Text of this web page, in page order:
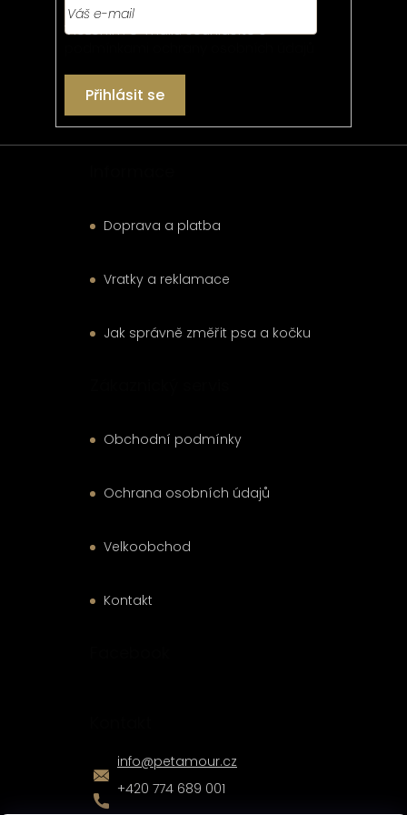
Vložením e-mailu souhlasíte s
Přihlásit se
Doprava a platba
Vratky a reklamace
Jak správně změřit psa a kočku
Obchodní podmínky
Ochrana osobních údajů
Velkoobchod
Kontakt
info@petamour.cz
+420 774 689 001